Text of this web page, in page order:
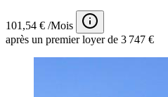
101,54 € /Mois
après un premier loyer de 3 747 €